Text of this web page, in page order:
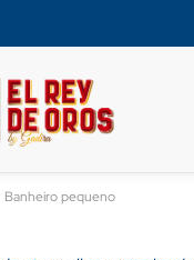
Banheiro pequeno